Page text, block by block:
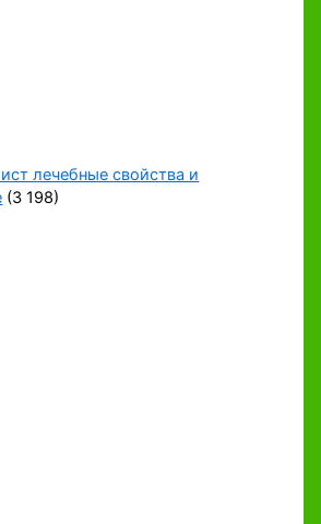
лечебные свойства и
(3 198)